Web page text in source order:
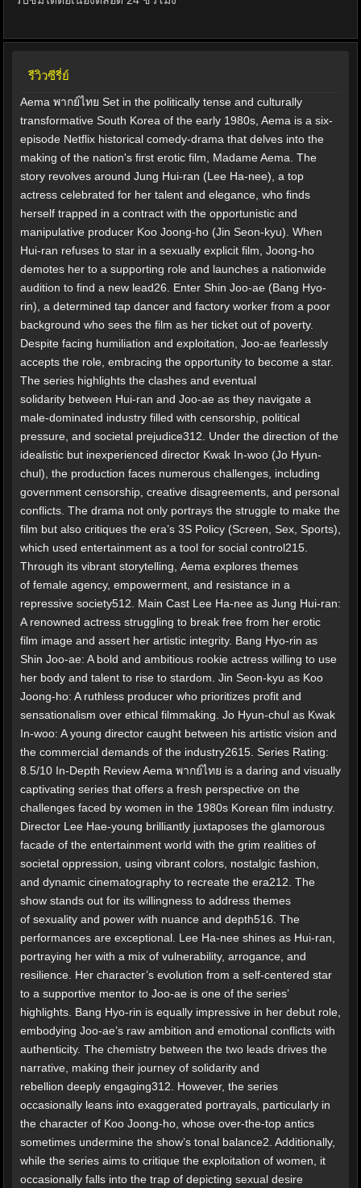
รีวิวซีรี่ย์
Aema พากย์ไทย Set in the politically tense and culturally
transformative South Korea of the early 1980s, Aema is a six-
episode Netflix historical comedy-drama that delves into the
making of the nation's first erotic film, Madame Aema. The
story revolves around Jung Hui-ran (Lee Ha-nee), a top
actress celebrated for her talent and elegance, who finds
herself trapped in a contract with the opportunistic and
manipulative producer Koo Joong-ho (Jin Seon-kyu). When
Hui-ran refuses to star in a sexually explicit film, Joong-ho
demotes her to a supporting role and launches a nationwide
audition to find a new lead26. Enter Shin Joo-ae (Bang Hyo-
rin), a determined tap dancer and factory worker from a poor
background who sees the film as her ticket out of poverty.
Despite facing humiliation and exploitation, Joo-ae fearlessly
accepts the role, embracing the opportunity to become a star.
The series highlights the clashes and eventual
solidarity between Hui-ran and Joo-ae as they navigate a
male-dominated industry filled with censorship, political
pressure, and societal prejudice312. Under the direction of the
idealistic but inexperienced director Kwak In-woo (Jo Hyun-
chul), the production faces numerous challenges, including
government censorship, creative disagreements, and personal
conflicts. The drama not only portrays the struggle to make the
film but also critiques the era’s 3S Policy (Screen, Sex, Sports),
which used entertainment as a tool for social control215.
Through its vibrant storytelling, Aema explores themes
of female agency, empowerment, and resistance in a
repressive society512. Main Cast Lee Ha-nee as Jung Hui-ran:
A renowned actress struggling to break free from her erotic
film image and assert her artistic integrity. Bang Hyo-rin as
Shin Joo-ae: A bold and ambitious rookie actress willing to use
her body and talent to rise to stardom. Jin Seon-kyu as Koo
Joong-ho: A ruthless producer who prioritizes profit and
sensationalism over ethical filmmaking. Jo Hyun-chul as Kwak
In-woo: A young director caught between his artistic vision and
the commercial demands of the industry2615. Series Rating:
8.5/10 In-Depth Review Aema พากย์ไทย is a daring and visually
captivating series that offers a fresh perspective on the
challenges faced by women in the 1980s Korean film industry.
Director Lee Hae-young brilliantly juxtaposes the glamorous
facade of the entertainment world with the grim realities of
societal oppression, using vibrant colors, nostalgic fashion,
and dynamic cinematography to recreate the era212. The
show stands out for its willingness to address themes
of sexuality and power with nuance and depth516. The
performances are exceptional. Lee Ha-nee shines as Hui-ran,
portraying her with a mix of vulnerability, arrogance, and
resilience. Her character’s evolution from a self-centered star
to a supportive mentor to Joo-ae is one of the series’
highlights. Bang Hyo-rin is equally impressive in her debut role,
embodying Joo-ae’s raw ambition and emotional conflicts with
authenticity. The chemistry between the two leads drives the
narrative, making their journey of solidarity and
rebellion deeply engaging312. However, the series
occasionally leans into exaggerated portrayals, particularly in
the character of Koo Joong-ho, whose over-the-top antics
sometimes undermine the show’s tonal balance2. Additionally,
while the series aims to critique the exploitation of women, it
occasionally falls into the trap of depicting sexual desire